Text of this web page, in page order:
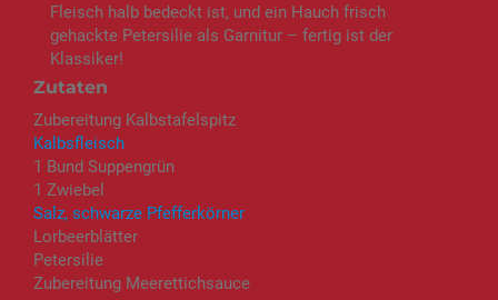
Zutaten
Zubereitung Kalbstafelspitz
Kalbsfleisch
1 Bund Suppengrün
1 Zwiebel
Salz, schwarze Pfefferkörner
Lorbeerblätter
Petersilie
Zubereitung Meerettichsauce
Fleisch halb bedeckt ist, und ein Hauch frisch
gehackte Petersilie als Garnitur – fertig ist der
Klassiker!